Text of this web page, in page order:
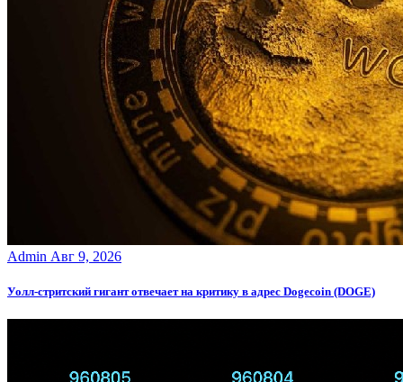
Admin Авг 9, 2026
Уолл-стритский гигант отвечает на критику в адрес Dogecoin (DOGE)